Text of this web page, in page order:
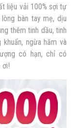
liệu vải 100% sợi tự
bàn tay mẹ, dịu
thêm tinh dầu, tinh
ngừa hăm và
có hạn, chỉ có
ơi!